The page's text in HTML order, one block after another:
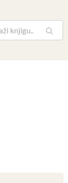
Pretraga